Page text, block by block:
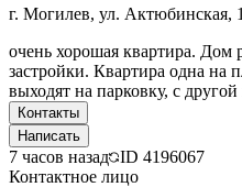
г. Могилев, ул. Актюбинская,
очень хорошая квартира. Дом
застройки. Квартира одна на
выходят на парковку, с
Контакты
Написать
7 часов назад ID 4196067
Контактное лицо